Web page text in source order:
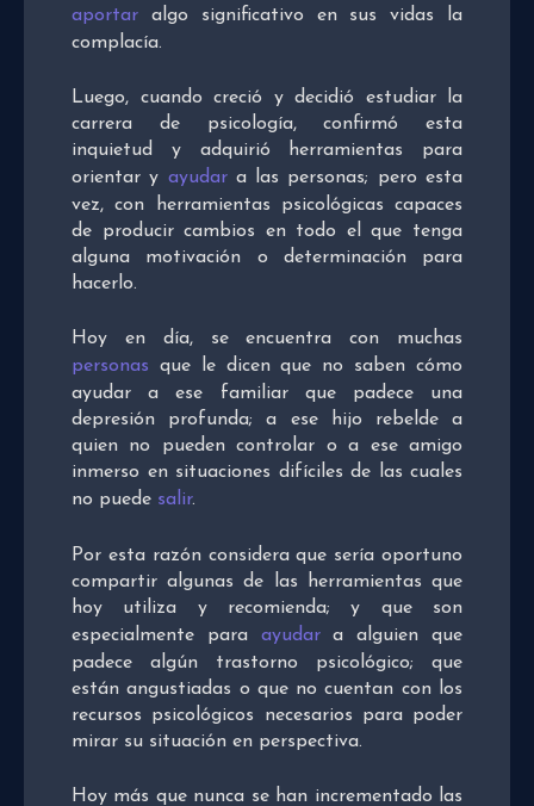
aportar algo significativo en sus vidas la
complacía.
Luego, cuando creció y decidió estudiar la
carrera de psicología, confirmó esta
inquietud y adquirió herramientas para
orientar y ayudara las personas; pero esta
vez, con herramientas psicológicas capaces
de producir cambios en todo el que tenga
alguna motivación o determinación para
hacerlo.
Hoy en día, se encuentra con muchas
personas que le dicen que no saben cómo
ayudar a ese familiar que padece una
depresión profunda; a ese hijo rebelde a
quien no pueden controlar o a ese amigo
inmerso en situaciones difíciles de las cuales
no puede salir.
Por esta razón considera que sería oportuno
compartir algunas de las herramientas que
hoy utiliza y recomienda; y que son
especialmente para ayudara alguien que
padece algún trastorno psicológico; que
están angustiadas o que no cuentan con los
recursos psicológicos necesarios para poder
mirar su situación en perspectiva.
Hoy más que nunca se han incrementado las